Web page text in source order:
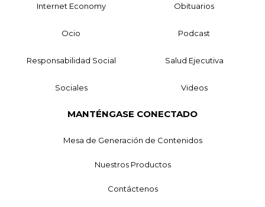
Internet Economy Obituarios
Ocio Podcast
Responsabilidad Social Salud Ejecutiva
Sociales Videos
MANTÉNGASE CONECTADO
Mesa de Generación de Contenidos
Nuestros Productos
Contáctenos